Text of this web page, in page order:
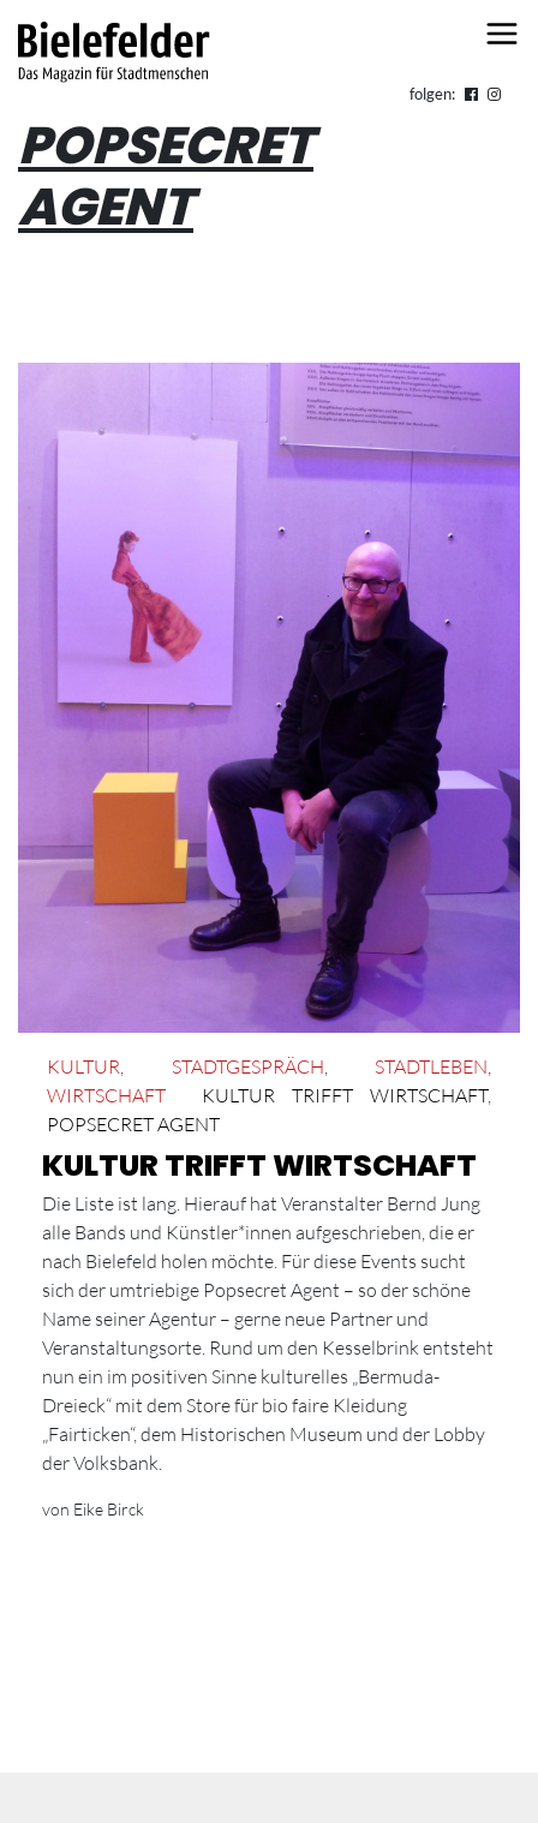
folgen:
POPSECRET
AGENT
KULTUR STADTGESPRÄCH STADTLEBEN
WIRTSCHAFT
KULTUR TRIFFT WIRTSCHAFT,
POPSECRET AGENT
KULTUR TRIFFT WIRTSCHAFT
Die Liste ist lang. Hierauf hat Veranstalter Bernd Jung
alle Bands und Künstler*innen aufgeschrieben, die er
nach Bielefeld holen möchte. Für diese Events sucht
sich der umtriebige Popsecret Agent – so der schöne
Name seiner Agentur – gerne neue Partner und
Veranstaltungsorte. Rund um den Kesselbrink entsteht
nun ein im positiven Sinne kulturelles „Bermuda-
Dreieck“ mit dem Store für bio faire Kleidung
„Fairticken“, dem Historischen Museum und der Lobby
der Volksbank.
von Eike Birck